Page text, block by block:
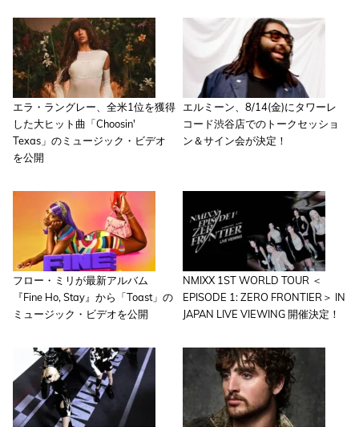
エラ・ラングレー、全米1位を獲得
した大ヒット曲「Choosin'
Texas」のミュージック・ビデオ
を公開
エルミーン、8/14(金)にタワーレ
コード渋谷店でのトークセッショ
ン＆サイン会が決定！
フロー・ミリが最新アルバム
『Fine Ho, Stay』から「Toast」の
ミュージック・ビデオを公開
NMIXX 1ST WORLD TOUR ＜
EPISODE 1: ZERO FRONTIER＞ IN
JAPAN LIVE VIEWING 開催決定！